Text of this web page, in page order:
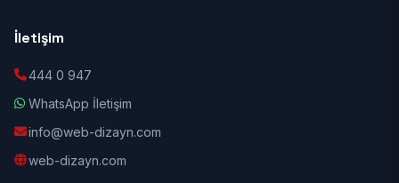
İletişim
444 0 947
WhatsApp İletişim
info@web-dizayn.com
web-dizayn.com